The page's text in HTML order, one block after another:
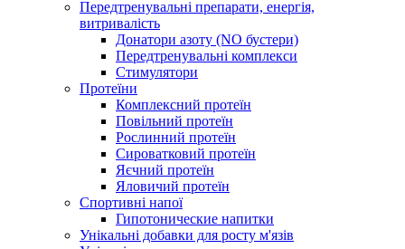
Передтренувальні препарати, енергія,
витривалість
Донатори азоту (NO бустери)
Передтренувальні комплекси
Стимулятори
Протеїни
Комплексний протеїн
Повільний протеїн
Рослинний протеїн
Сироватковий протеїн
Яєчний протеїн
Яловичий протеїн
Спортивні напої
Гипотонические напитки
Унікальні добавки для росту м'язів